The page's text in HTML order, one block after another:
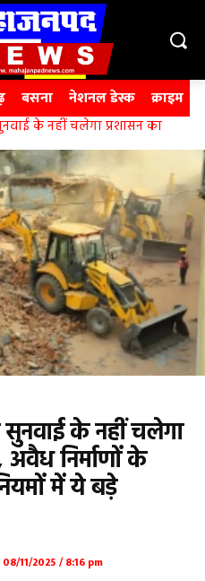
बसना नेशनल डेस्क क्राइम
के नहीं चलेगा प्रशासन का
सुनवाई के नहीं चलेगा
निर्माणों के
में ये बड़े
08/11/2025 / 8:16 pm